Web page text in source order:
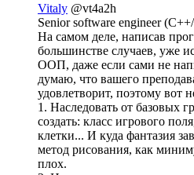
Vitaly @vt4a2h
Senior software engineer
На самом деле, написав
большинстве случаев, уже
ООП, даже если сами не
думаю, что вашего
удовлетворит, поэтому вот
1. Наследовать от базовых
создать: класс игрового
клетки... И куда фантазия
метод рисования, как
плох.